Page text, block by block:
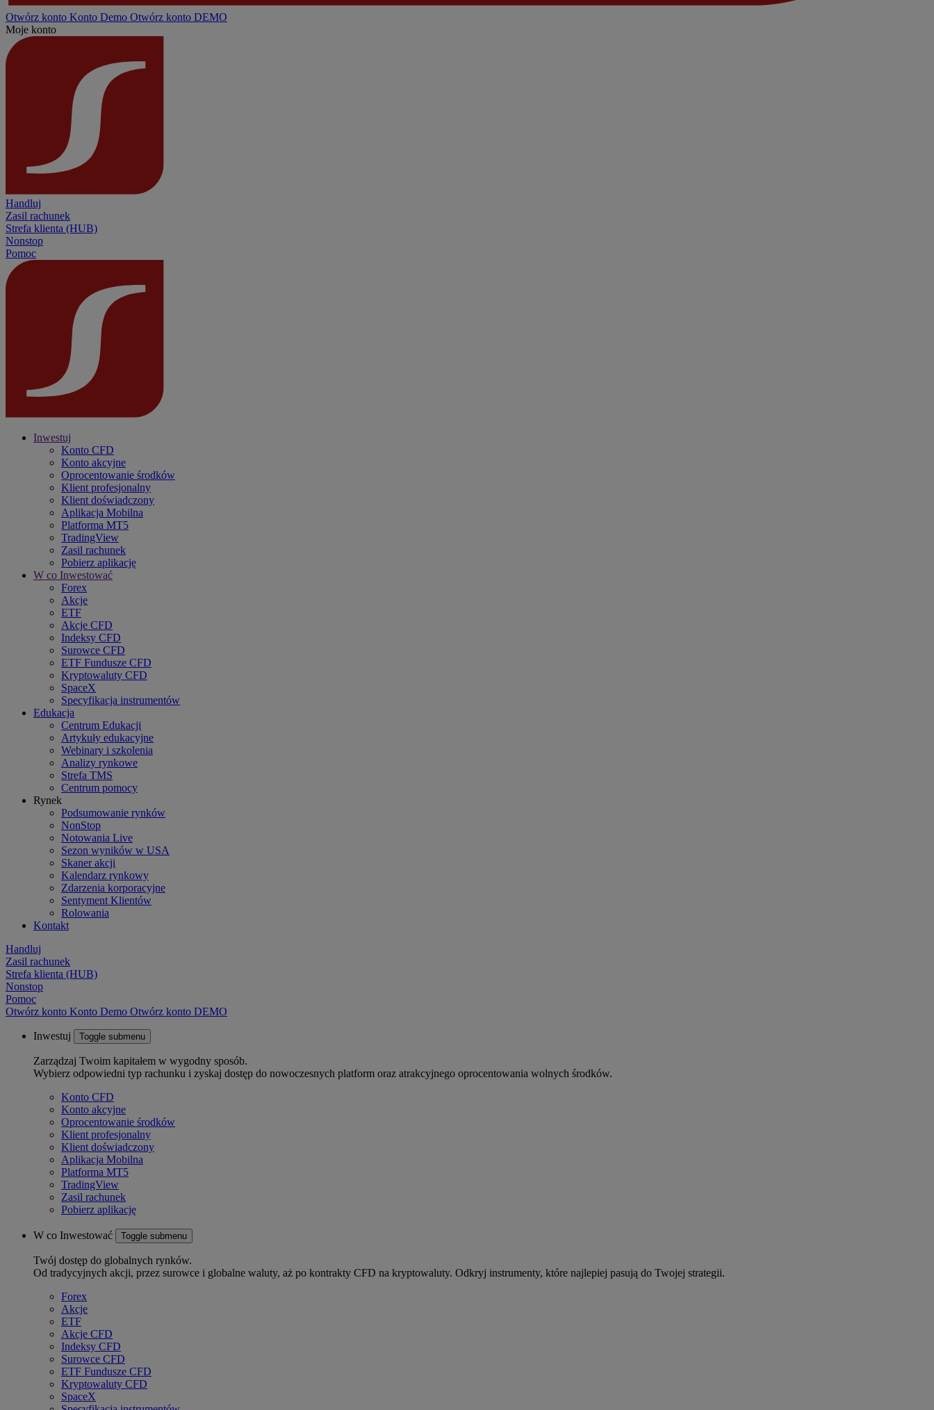
Otwórz konto Konto Demo Otwórz konto DEMO
Moje konto
Handluj
Zasil rachunek
Strefa klienta (HUB)
Nonstop
Pomoc
Inwestuj
Konto CFD
Konto akcyjne
Oprocentowanie środków
Klient profesjonalny
Klient doświadczony
Aplikacja Mobilna
Platforma MT5
TradingView
Zasil rachunek
Pobierz aplikację
W co Inwestować
Forex
Akcje
ETF
Akcje CFD
Indeksy CFD
Surowce CFD
ETF Fundusze CFD
Kryptowaluty CFD
SpaceX
Specyfikacja instrumentów
Edukacja
Centrum Edukacji
Artykuły edukacyjne
Webinary i szkolenia
Analizy rynkowe
Strefa TMS
Centrum pomocy
Rynek
Podsumowanie rynków
NonStop
Notowania Live
Sezon wyników w USA
Skaner akcji
Kalendarz rynkowy
Zdarzenia korporacyjne
Sentyment Klientów
Rolowania
Kontakt
Handluj
Zasil rachunek
Strefa klienta (HUB)
Nonstop
Pomoc
Otwórz konto Konto Demo Otwórz konto DEMO
Inwestuj Toggle submenu
Zarządzaj Twoim kapitałem w wygodny sposób.
Wybierz odpowiedni typ rachunku i zyskaj dostęp do nowoczesnych platform oraz atrakcyjnego oprocentowania wolnych środków.
Konto CFD
Konto akcyjne
Oprocentowanie środków
Klient profesjonalny
Klient doświadczony
Aplikacja Mobilna
Platforma MT5
TradingView
Zasil rachunek
Pobierz aplikację
W co Inwestować Toggle submenu
Twój dostęp do globalnych rynków.
Od tradycyjnych akcji, przez surowce i globalne waluty, aż po kontrakty CFD na kryptowaluty. Odkryj instrumenty, które najlepiej pasują do Twojej strategii.
Forex
Akcje
ETF
Akcje CFD
Indeksy CFD
Surowce CFD
ETF Fundusze CFD
Kryptowaluty CFD
SpaceX